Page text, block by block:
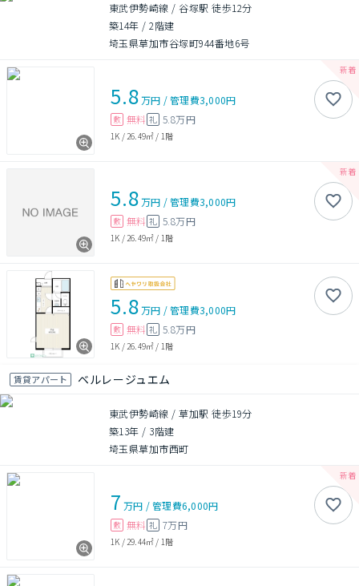
東武伊勢崎線 / 谷塚駅 徒歩12分
築14年 /2階建
埼玉県草加市谷塚町944番地6号
5.8万円 /管理費3,000円
敷 無料 礼 5.8万円
1K / 26.49㎡ / 1階
5.8万円 /管理費3,000円
敷 無料 礼 5.8万円
1K / 26.49㎡ / 1階
5.8万円 /管理費3,000円
敷 無料 礼 5.8万円
1K /26.49㎡ / 1階
賃貸アパート ベルレージュエム
東武伊勢崎線 / 草加駅 徒歩19分
築13年 / 3階建
埼玉県草加市西町
7 万円 /管理費6,000円
敷 無料 礼 7万円
1K / 29.44㎡ / 1階